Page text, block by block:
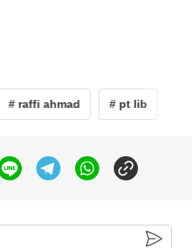
# raffi ahmad # pt lib